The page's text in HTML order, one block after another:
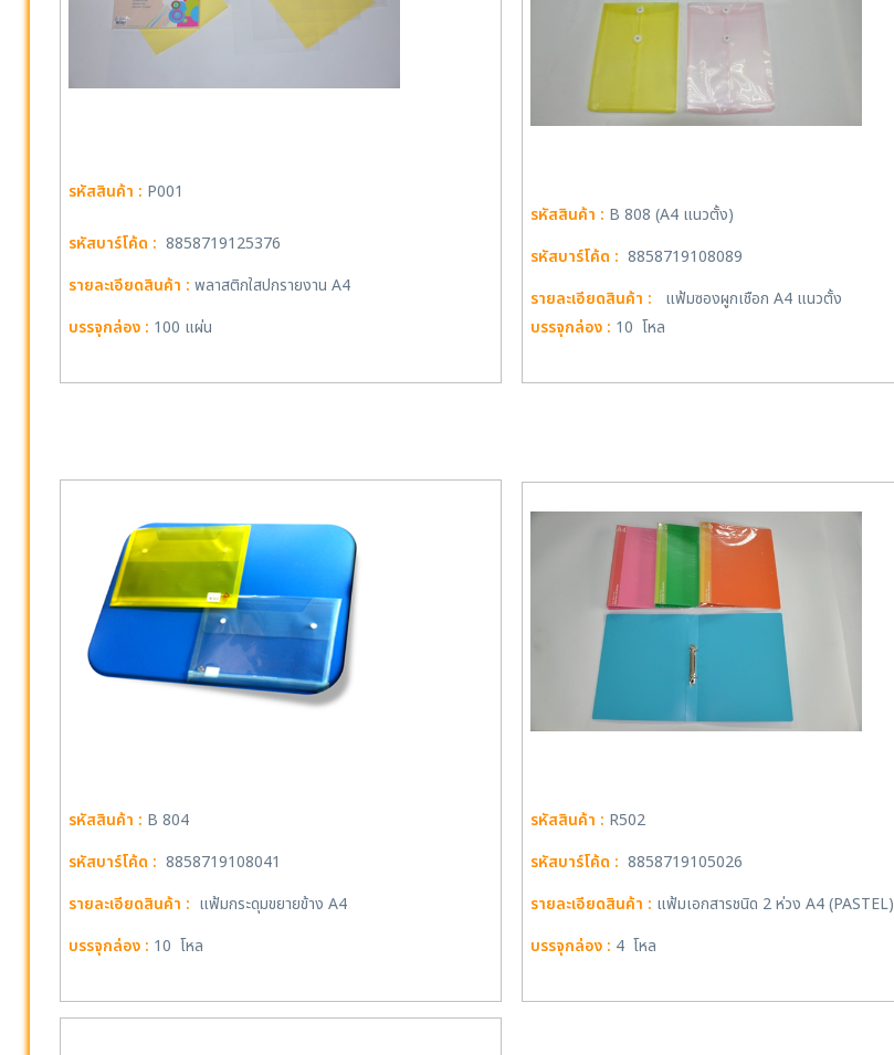
รหัสสินค้า : P001
รหัสบาร์โค้ด : 8858719125376
รายละเอียดสินค้า : พลาสติกใสปกรายงาน A4
บรรจุกล่อง : 100 แผ่น
รหัสสินค้า : B 808 (A4 แนวตั้ง)
รหัสบาร์โค้ด : 8858719108089
รายละเอียดสินค้า :
แฟ้มซองผูกเชือก A4 แนวตั้ง
บรรจุกล่อง : 10 โหล
รหัสสินค้า : B 804
รหัสบาร์โค้ด : 8858719108041
รายละเอียดสินค้า : แฟ้มกระดุมขยายข้าง A4
บรรจุกล่อง : 10 โหล
รหัสสินค้า : R502
รหัสบาร์โค้ด : 8858719105026
รายละเอียดสินค้า : แฟ้มเอกสารชนิด 2 ห่วง A4 (PASTEL)
บรรจุกล่อง : 4 โหล